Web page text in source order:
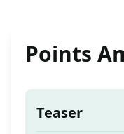
Points
Teaser